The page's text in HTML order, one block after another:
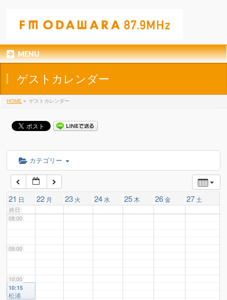
MENU
ゲストカレンダー
HOME » ゲストカレンダー
カテゴリー
21 日 22 月 23 火 24水 25 木 26金 27 土
終日
04:00
05:00
06:00
07:00
08:00
09:00
10:00
10:15
松浦